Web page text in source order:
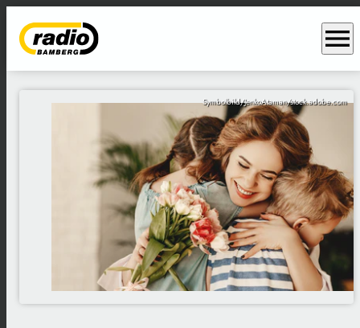
menu
Symbolbild/JenkoAtaman/stock.adobe.com